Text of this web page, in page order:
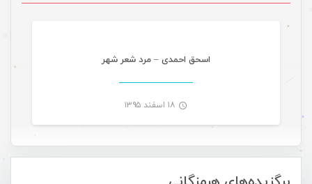
اسحق احمدی – مرد شعر شهر
۱۸ اسفند ۱۳۹۵